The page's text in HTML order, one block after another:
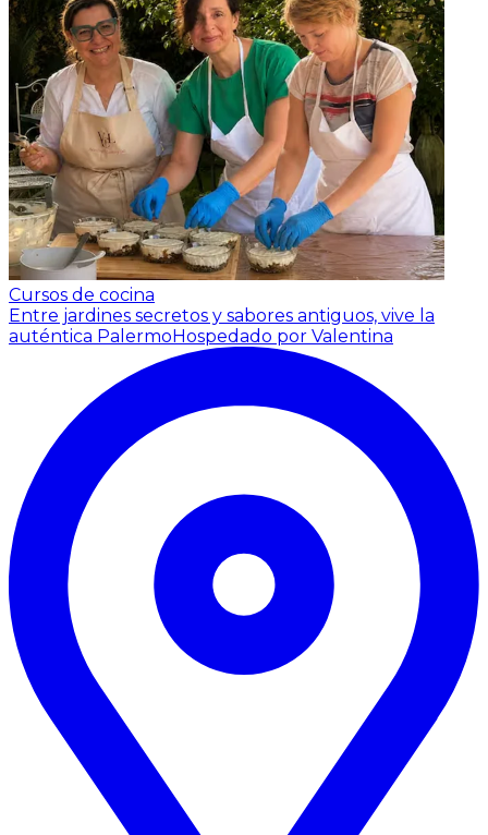
Cursos de cocina
Entre jardines secretos y sabores antiguos, vive la
auténtica Palermo Hospedado por Valentina